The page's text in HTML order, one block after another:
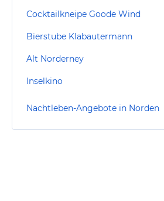
Cocktailkneipe Goode Wind
Bierstube Klabautermann
Alt Norderney
Inselkino
Nachtleben-Angebote in Norden